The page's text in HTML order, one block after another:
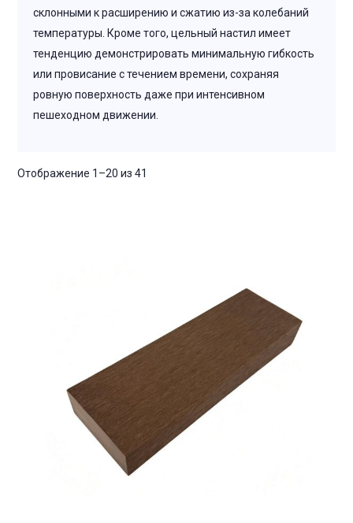
склонными к расширению и сжатию из-за колебаний
температуры. Кроме того, цельный настил имеет
тенденцию демонстрировать минимальную гибкость
или провисание с течением времени, сохраняя
ровную поверхность даже при интенсивном
пешеходном движении.
Отображение 1–20 из 41